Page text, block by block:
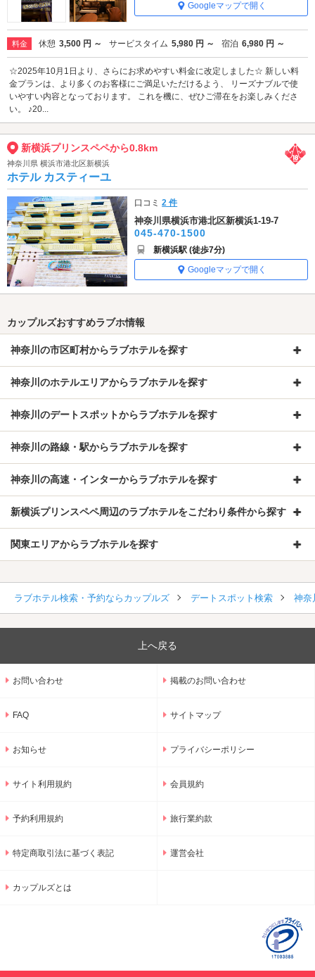
Googleマップで開く
料金 休憩 3,500 円 ～ サービスタイム 5,980 円 ～ 宿泊 6,980 円 ～
☆2025年10月1日より、さらにお求めやすい料金に改定しました☆ 新しい料
金プランは、より多くのお客様にご満足いただけるよう、 リーズナブルで使
いやすい内容となっております。 これを機に、ぜひご滞在をお楽しみくださ
い。 ♪20...
新横浜プリンスペペから0.8km
神奈川県 横浜市港北区新横浜
ホテル カスティーユ
口コミ2 件
神奈川県横浜市港北区新横浜1-19-7
045-470-1500
新横浜駅 (徒歩7分)
Googleマップで開く
カップルズおすすめラブホ情報
神奈川の市区町村からラブホテルを探す
神奈川のホテルエリアからラブホテルを探す
神奈川のデートスポットからラブホテルを探す
神奈川の路線・駅からラブホテルを探す
神奈川の高速・インターからラブホテルを探す
新横浜プリンスペペ周辺のラブホテルをこだわり条件から探す
関東エリアからラブホテルを探す
ラブホテル検索・予約ならカップルズ デートスポット検索 神奈
上へ戻る
お問い合わせ 掲載のお問い合わせ
FAQ サイトマップ
お知らせ プライバシーポリシー
サイト利用規約 会員規約
予約利用規約 旅行業約款
特定商取引法に基づく表記 運営会社
カップルズとは